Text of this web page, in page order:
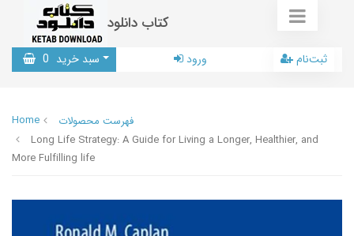
کتاب دانلود
سبد خرید 0 ورود ثبت‌نام
Home
فهرست محصولات
Long Life Strategy: A Guide for Living a Longer, Healthier, and
More Fulfilling life